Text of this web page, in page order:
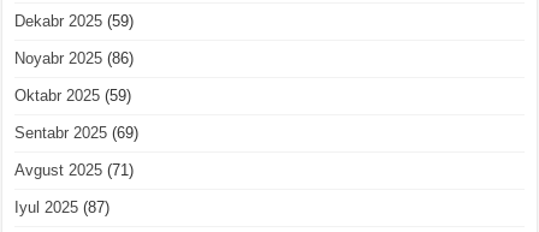
Dekabr 2025 (59)
Noyabr 2025 (86)
Oktabr 2025 (59)
Sentabr 2025 (69)
Avgust 2025 (71)
Iyul 2025 (87)